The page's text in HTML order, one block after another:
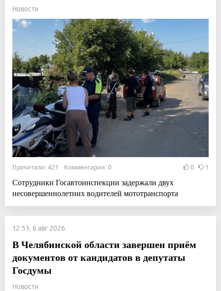
Новости
Прочитали: 421 Комментарии: 0 0 1
Сотрудники Госавтоинспекции задержали двух
несовершеннолетних водителей мототранспорта
12:53, 6 авг 2026
В Челябинской области завершен приём
документов от кандидатов в депутаты
Госдумы
Новости